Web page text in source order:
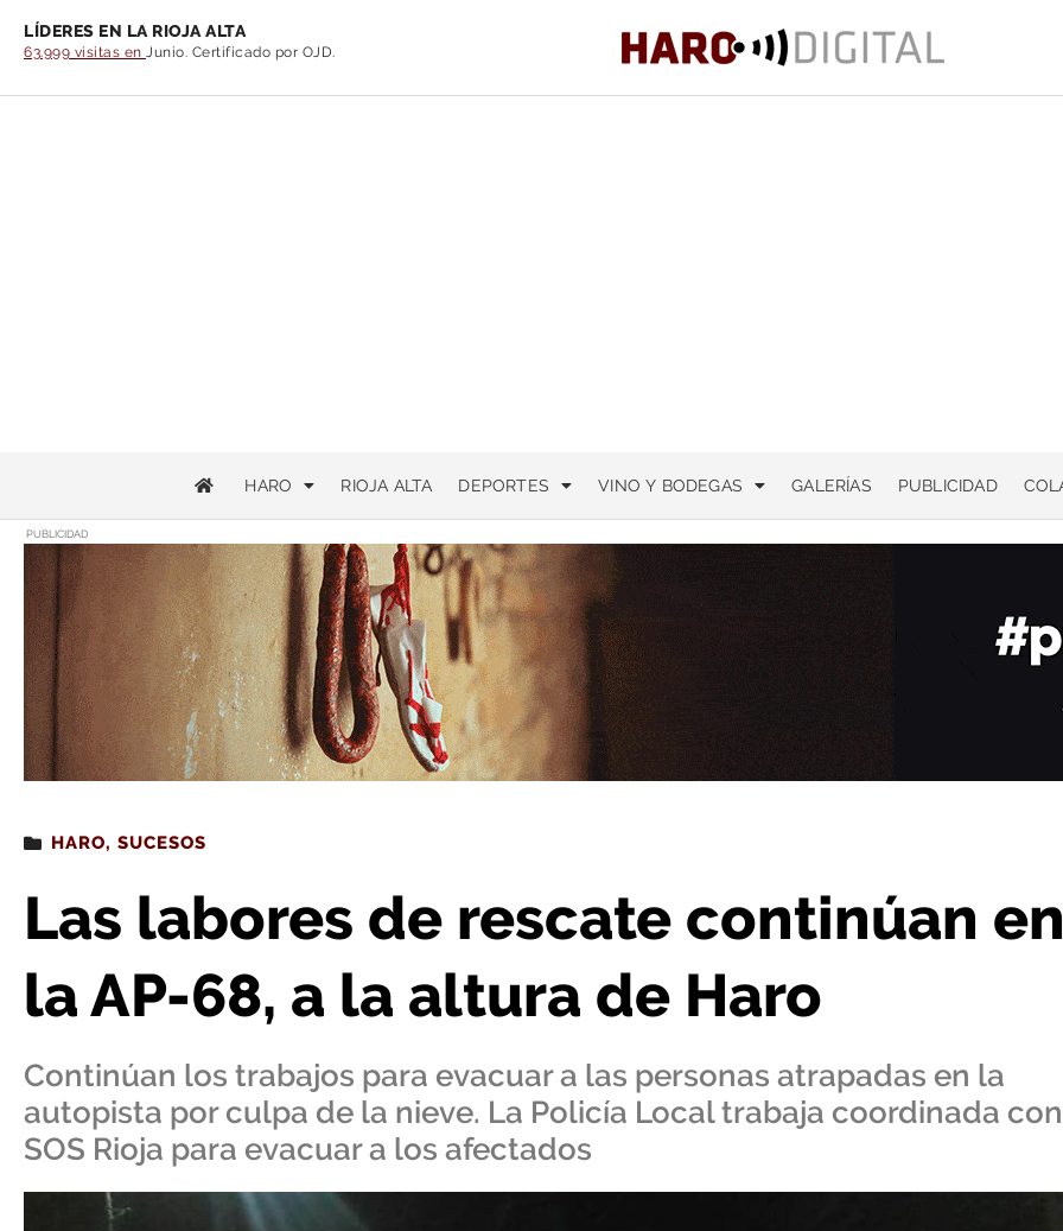
LÍDERES EN LA RIOJA ALTA
63.999 visitas en Junio. Certificado por OJD.
HARO RIOJA ALTA DEPORTES VINO Y BODEGAS GALERÍAS PUBLICIDAD
PUBLICIDAD
Estás leyendo: Las labores de rescate continúan en la AP-68, a la altura de Haro
HARO, SUCESOS
Las labores de rescate continúan
la AP-68, a la altura de Haro
Continúan los trabajos para evacuar a las personas atrapadas en la
autopista por culpa de la nieve. La Policía Local trabaja coordinada con
SOS Rioja para evacuar a los afectados